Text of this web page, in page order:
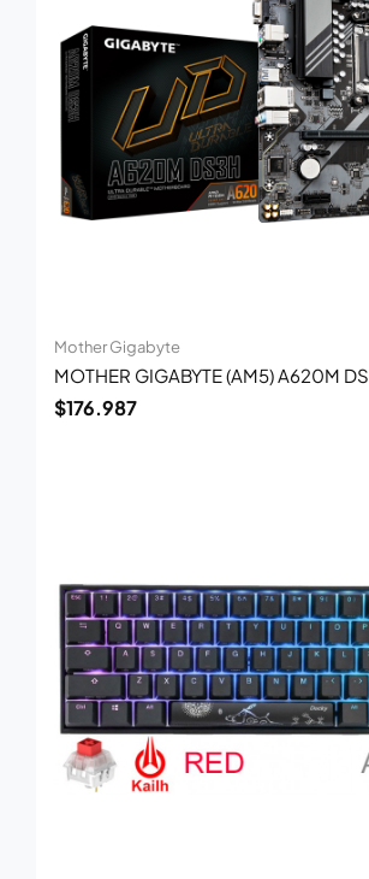
Mother Gigabyte
MOTHER GIGABYTE (AM5) A620M DS
$176.987